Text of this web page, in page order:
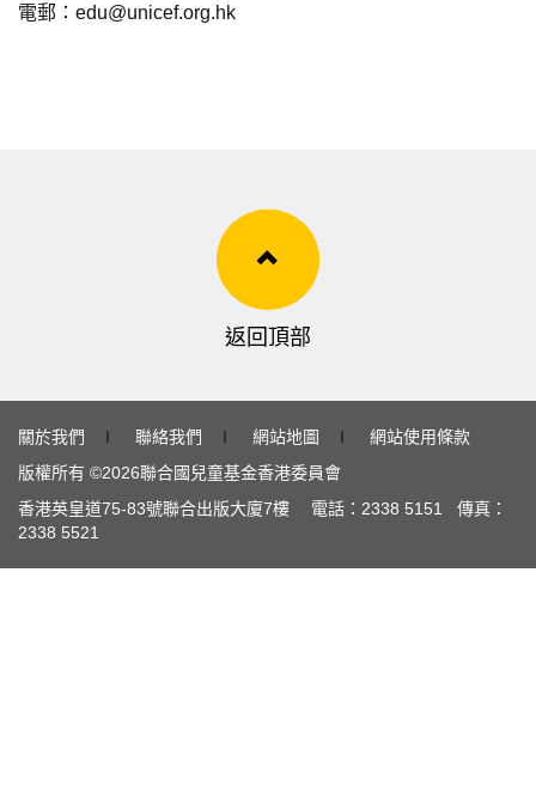
電郵： edu@unicef.org.hk
返回頂部
關於我們 ∣ 聯絡我們 ∣ 網站地圖 ∣
網站使用條款
版權所有 ©2026聯合國兒童基金香港委員會
香港英皇道75-83號聯合出版大廈7樓 電話： 2338 5151
傳真：
2338 5521